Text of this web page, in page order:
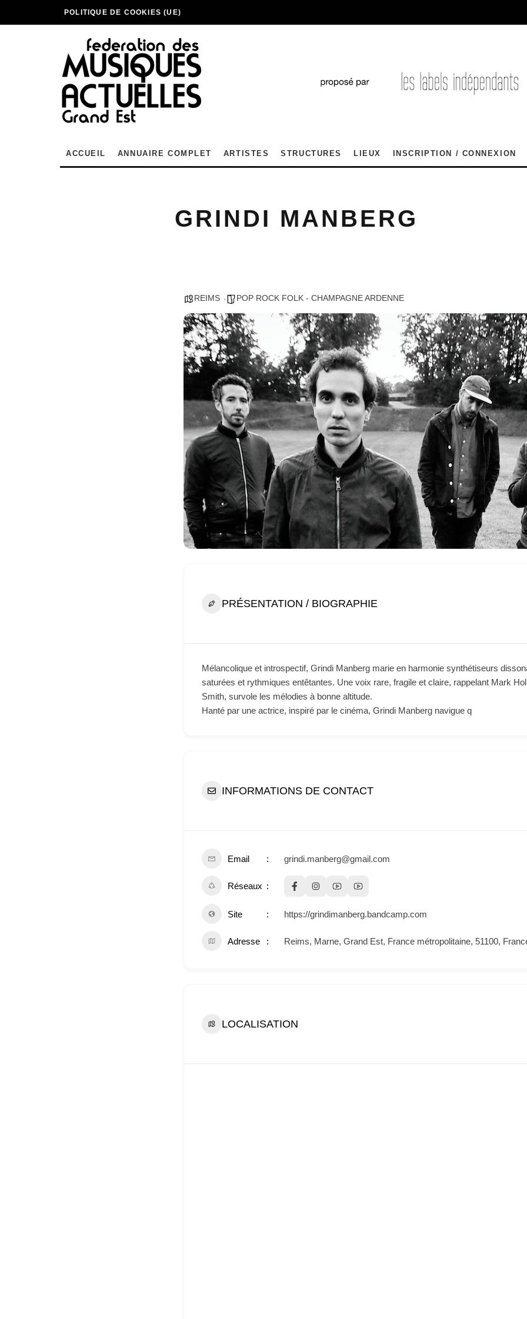
POLITIQUE DE COOKIES (UE)
ACCUEIL ANNUAIRE COMPLET ARTISTES STRUCTURES LIEUX INSCRIPTION / CONNEXION
GRINDI MANBERG
REIMS POP ROCK FOLK - CHAMPAGNE ARDENNE
PRÉSENTATION / BIOGRAPHIE
Mélancolique et introspectif, Grindi Manberg marie en harmonie synthétiseurs
saturées et rythmiques entêtantes. Une voix rare, fragile et claire, rappelant Mark
Smith, survole les mélodies à bonne altitude.
Hanté par une actrice, inspiré par le cinéma, Grindi Manberg navigue q
INFORMATIONS DE CONTACT
Email grindi.manberg@gmail.com
Réseaux
Site https://grindimanberg.bandcamp.com
Adresse Reims, Marne, Grand Est, France métropolitaine, 51100,
LOCALISATION